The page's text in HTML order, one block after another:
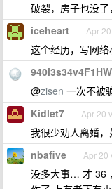
破裂，房子也没
iceheart Apr
这个经历，写网络
@zisen 一次不被
Kidlet7 Apr 20
我很少劝人离婚
nbafive Apr 20
没多大事… 才 36